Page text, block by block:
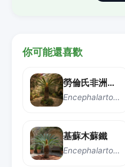
你可能還喜歡
勞倫氏非洲蘇鐵
Encephalartos laurentianus
基蘇木蘇鐵
Encephalartos kisambo